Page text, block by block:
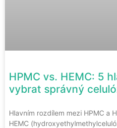
HPMC vs. HEMC: 5
vybrat správný
Hlavním rozdílem mezi HPMC a
HEMC